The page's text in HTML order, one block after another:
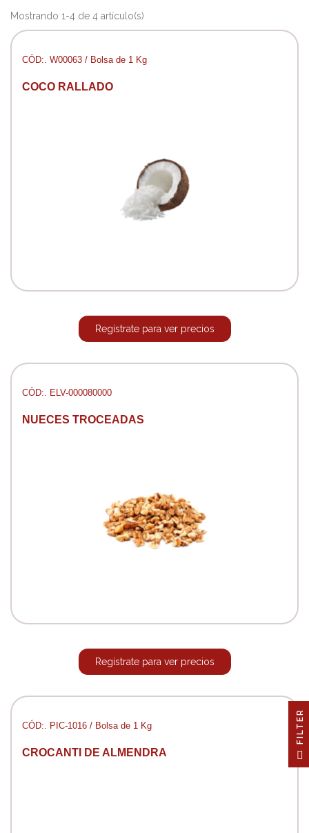
Mostrando 1-4 de 4 artículo(s)
CÓD:. W00063 / Bolsa de 1 Kg
COCO RALLADO
Regístrate para ver precios
CÓD:. ELV-000080000
NUECES TROCEADAS
Regístrate para ver precios
CÓD:. PIC-1016 / Bolsa de 1 Kg
CROCANTI DE ALMENDRA
R